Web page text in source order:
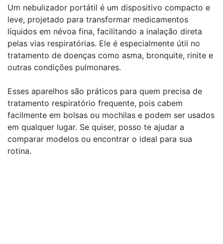
Um nebulizador portátil é um dispositivo compacto e
leve, projetado para transformar medicamentos
líquidos em névoa fina, facilitando a inalação direta
pelas vias respiratórias. Ele é especialmente útil no
tratamento de doenças como asma, bronquite, rinite e
outras condições pulmonares.
Esses aparelhos são práticos para quem precisa de
tratamento respiratório frequente, pois cabem
facilmente em bolsas ou mochilas e podem ser usados
em qualquer lugar. Se quiser, posso te ajudar a
comparar modelos ou encontrar o ideal para sua
rotina.